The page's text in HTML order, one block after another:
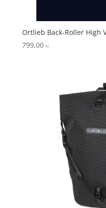
Ortlieb Back-Roller High
799,00 kr.